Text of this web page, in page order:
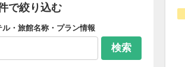
で絞り込む
ル・旅館名称・プラン情報
検索